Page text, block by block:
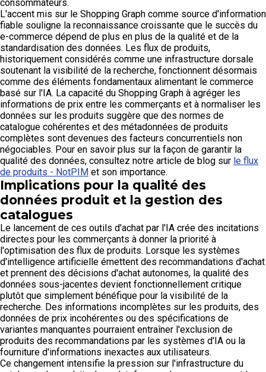
consommateurs.
L'accent mis sur le Shopping Graph comme source d'information
fiable souligne la reconnaissance croissante que le succès du
e-commerce dépend de plus en plus de la qualité et de la
standardisation des données. Les flux de produits,
historiquement considérés comme une infrastructure dorsale
soutenant la visibilité de la recherche, fonctionnent désormais
comme des éléments fondamentaux alimentant le commerce
basé sur l'IA. La capacité du Shopping Graph à agréger les
informations de prix entre les commerçants et à normaliser les
données sur les produits suggère que des normes de
catalogue cohérentes et des métadonnées de produits
complètes sont devenues des facteurs concurrentiels non
négociables. Pour en savoir plus sur la façon de garantir la
qualité des données, consultez notre article de blog sur le flux
de produits - NotPIM et son importance.
Implications pour la qualité des
données produit et la gestion des
catalogues
Le lancement de ces outils d'achat par l'IA crée des incitations
directes pour les commerçants à donner la priorité à
l'optimisation des flux de produits. Lorsque les systèmes
d'intelligence artificielle émettent des recommandations d'achat
et prennent des décisions d'achat autonomes, la qualité des
données sous-jacentes devient fonctionnellement critique
plutôt que simplement bénéfique pour la visibilité de la
recherche. Des informations incomplètes sur les produits, des
données de prix incohérentes ou des spécifications de
variantes manquantes pourraient entraîner l'exclusion de
produits des recommandations par les systèmes d'IA ou la
fourniture d'informations inexactes aux utilisateurs.
Ce changement intensifie la pression sur l'infrastructure du